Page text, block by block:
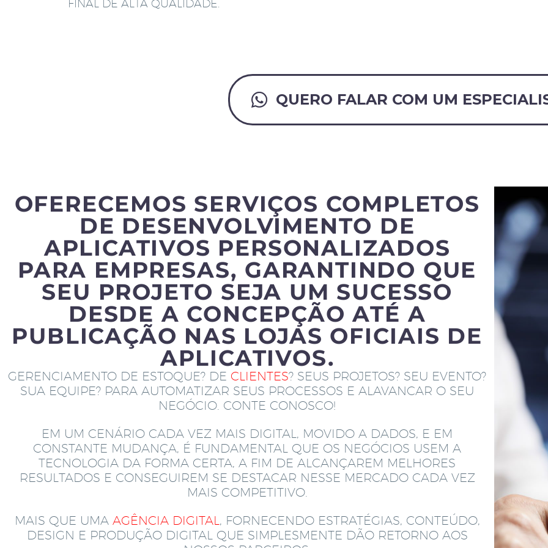
FINAL DE ALTA QUALIDADE.
QUERO FALAR COM UM
OFERECEMOS SERVIÇOS COMPLETOS
DE DESENVOLVIMENTO DE
APLICATIVOS PERSONALIZADOS
PARA EMPRESAS, GARANTINDO QUE
SEU PROJETO SEJA UM SUCESSO
DESDE A CONCEPÇÃO ATÉ A
PUBLICAÇÃO NAS LOJAS OFICIAIS DE
APLICATIVOS.
GERENCIAMENTO DE ESTOQUE? DE CLIENTES? SEUS PROJETOS? SEU EVENTO?
SUA EQUIPE? PARA AUTOMATIZAR SEUS PROCESSOS E ALAVANCAR O SEU
NEGÓCIO. CONTE CONOSCO!
EM UM CENÁRIO CADA VEZ MAIS DIGITAL, MOVIDO A DADOS, E EM
CONSTANTE MUDANÇA, É FUNDAMENTAL QUE OS NEGÓCIOS USEM A
TECNOLOGIA DA FORMA CERTA, A FIM DE ALCANÇAREM MELHORES
RESULTADOS E CONSEGUIREM SE DESTACAR NESSE MERCADO CADA VEZ
MAIS COMPETITIVO.
MAIS QUE UMA AGÊNCIA DIGITAL, FORNECENDO ESTRATÉGIAS, CONTEÚDO,
DESIGN E PRODUÇÃO DIGITAL QUE SIMPLESMENTE DÃO RETORNO AOS